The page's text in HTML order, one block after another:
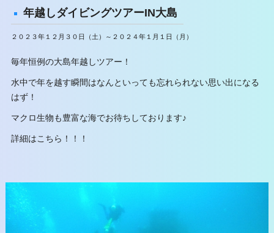
年越しダイビングツアーIN大島
２０２３年１２月３０日（土）～２０２４年１月１日（月）
毎年恒例の大島年越しツアー！
水中で年を越す瞬間はなんといっても忘れられない思い出になる
はず！
マクロ生物も豊富な海でお待ちしております♪
詳細はこちら！！！